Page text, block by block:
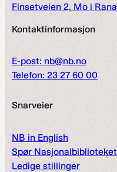
Finsetveien 2, Mo i Rana
Kontaktinformasjon
E-post: nb@nb.no
Telefon: 23 27 60 00
Snarveier
NB in English
Spør Nasjonalbiblioteket
Ledige stillinger